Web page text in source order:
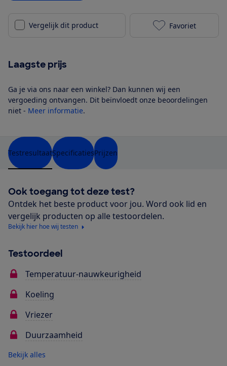
Vergelijk dit product Primo
Favoriet
Laagste prijs
Ga je via ons naar een winkel? Dan kunnen wij een
vergoeding ontvangen. Dit beïnvloedt onze beoordelingen
niet - Meer informatie.
TestresultaatSpecificatiesPrijzen
Ook toegang tot deze test?
Ontdek het beste product voor jou. Word ook lid en
vergelijk producten op alle testoordelen.
Bekijk hier hoe wij testen
Testoordeel
Temperatuur-nauwkeurigheid
Koeling
Vriezer
Duurzaamheid
Bekijk alles